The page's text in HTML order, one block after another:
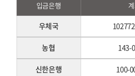
입금은행
우체국
농협 143-
신한은행 100-